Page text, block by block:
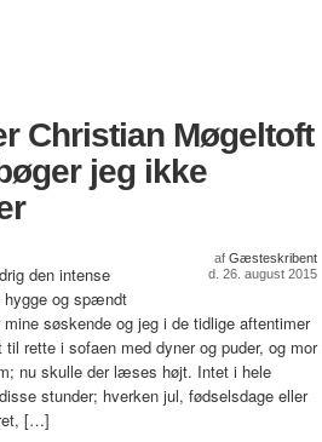
Christian Møgeltoft
jeg ikke
af Gæsteskribent
d. 26. august 2015
den intense
hygge og spændt
søskende og jeg i de tidlige aftentimer
til rette i sofaen med dyner og puder, og mor
nu skulle der læses højt. Intet i hele
stunder; hverken jul, fødselsdage eller
[…]